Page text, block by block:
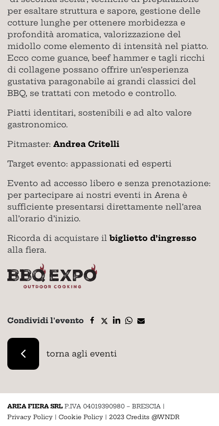
per esaltare struttura e sapore, gestione delle
cotture lunghe per ottenere morbidezza e
profondità aromatica, valorizzazione del
midollo come elemento di intensità nel piatto.
Ecco come guance, beef hammer e tagli ricchi
di collagene possano offrire un’esperienza
gustativa paragonabile ai grandi classici del
BBQ, se trattati con metodo e controllo.
Piatti identitari, sostenibili e ad alto valore
gastronomico.
Pitmaster: Andrea Critelli
Target evento: appassionati ed esperti
Evento ad accesso libero e senza prenotazione:
per partecipare ai nostri eventi in Arena è
sufficiente presentarsi direttamente nell’area
all’orario d’inizio.
Ricorda di acquistare il biglietto d’ingresso
alla fiera.
Condividi l'evento
torna agli eventi
AREA FIERA SRLP.IVA 04019390980 – BRESCIA |
Privacy Policy | Cookie Policy | 2023 Credits @WNDR